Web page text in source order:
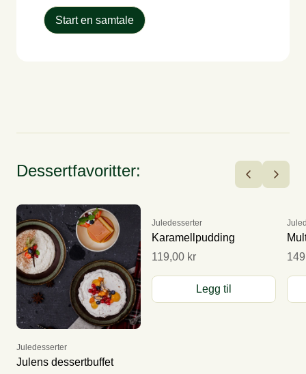
Start en samtale
Dessertfavoritter:
Juledesserter
Julens dessertbuffet
Juledesserter
Karamellpudding
119,00 kr
Legg til